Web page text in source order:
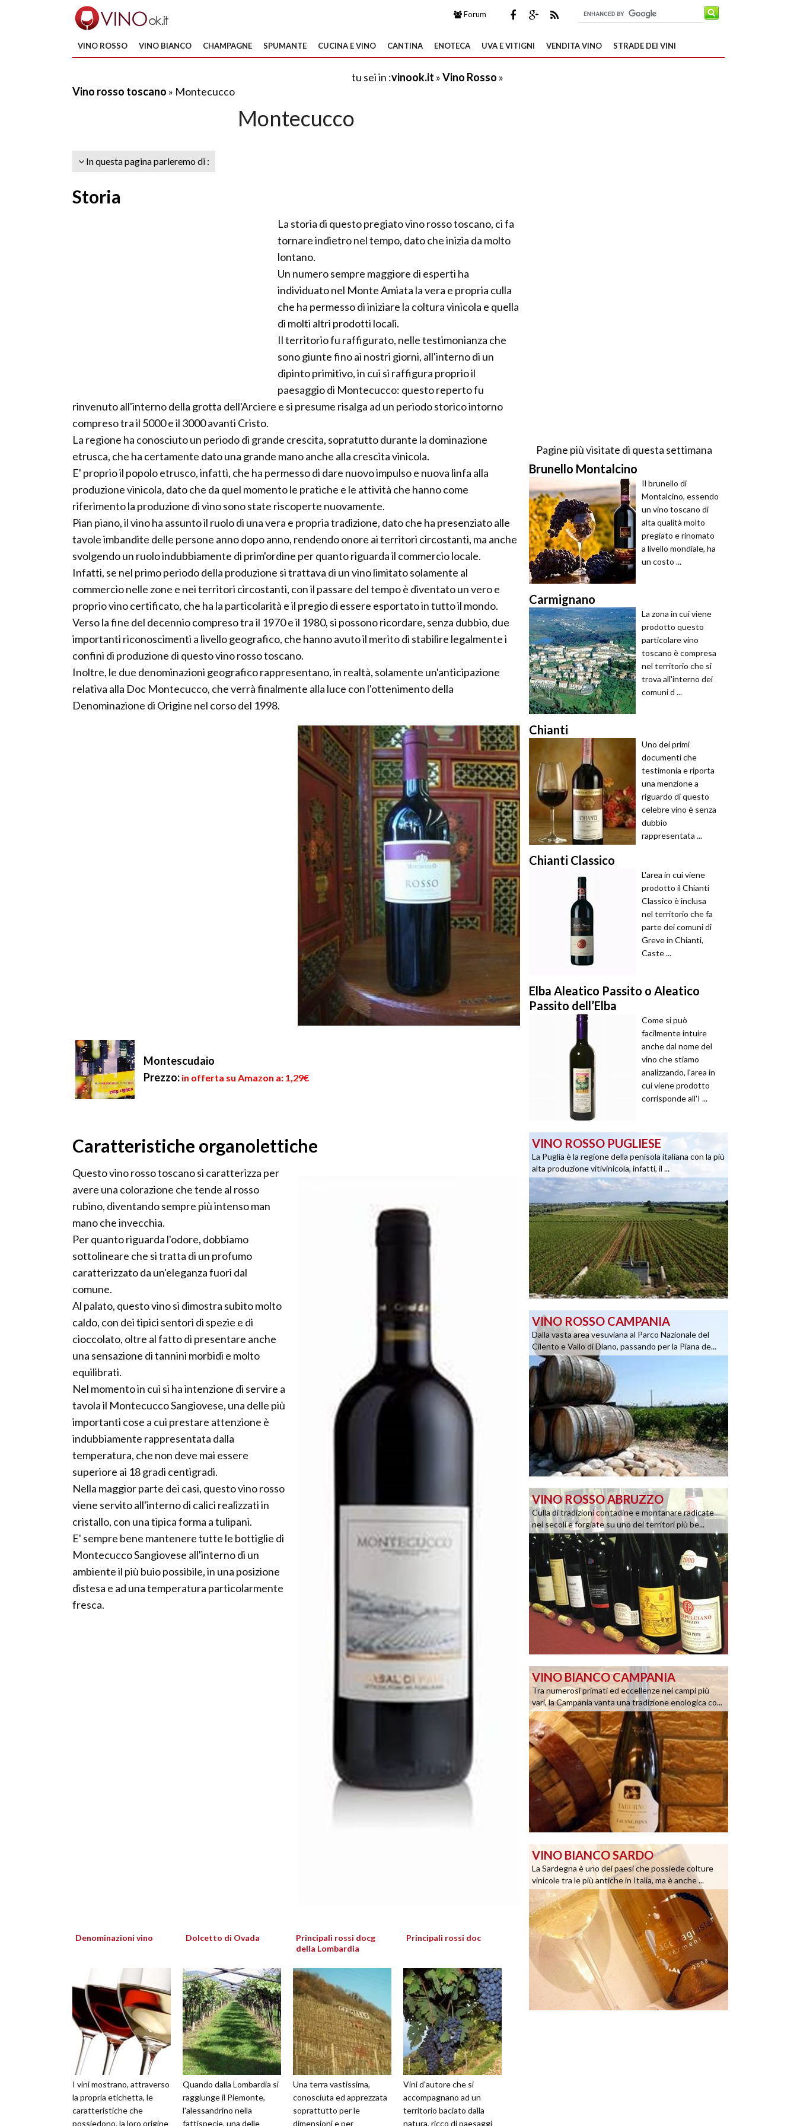
Forum
VINO ROSSO VINO BIANCO CHAMPAGNE SPUMANTE CUCINA E VINO CANTINA ENOTECA UVA E VITIGNI VENDITA VINO STRADE DEI VINI
tu sei in :vinook.it »Vino Rosso »
Vino rosso toscano » Montecucco
Montecucco
In questa pagina parleremo di :
Storia
La storia di questo pregiato vino rosso toscano, ci fa
tornare indietro nel tempo, dato che inizia da molto
lontano.
Un numero sempre maggiore di esperti ha
individuato nel Monte Amiata la vera e propria culla
che ha permesso di iniziare la coltura vinicola e quella
di molti altri prodotti locali.
Il territorio fu raffigurato, nelle testimonianza che
sono giunte fino ai nostri giorni, all'interno di un
dipinto primitivo, in cui si raffigura proprio il
paesaggio di Montecucco: questo reperto fu
rinvenuto all'interno della grotta dell'Arciere e si presume risalga ad un periodo storico intorno
compreso tra il 5000 e il 3000 avanti Cristo.
La regione ha conosciuto un periodo di grande crescita, sopratutto durante la dominazione
etrusca, che ha certamente dato una grande mano anche alla crescita vinicola.
E' proprio il popolo etrusco, infatti, che ha permesso di dare nuovo impulso e nuova linfa alla
produzione vinicola, dato che da quel momento le pratiche e le attività che hanno come
riferimento la produzione di vino sono state riscoperte nuovamente.
Pian piano, il vino ha assunto il ruolo di una vera e propria tradizione, dato che ha presenziato alle
tavole imbandite delle persone anno dopo anno, rendendo onore ai territori circostanti, ma anche
svolgendo un ruolo indubbiamente di prim'ordine per quanto riguarda il commercio locale.
Infatti, se nel primo periodo della produzione si trattava di un vino limitato solamente al
commercio nelle zone e nei territori circostanti, con il passare del tempo è diventato un vero e
proprio vino certificato, che ha la particolarità e il pregio di essere esportato in tutto il mondo.
Verso la fine del decennio compreso tra il 1970 e il 1980, si possono ricordare, senza dubbio, due
importanti riconoscimenti a livello geografico, che hanno avuto il merito di stabilire legalmente i
confini di produzione di questo vino rosso toscano.
Inoltre, le due denominazioni geografico rappresentano, in realtà, solamente un'anticipazione
relativa alla Doc Montecucco, che verrà finalmente alla luce con l'ottenimento della
Denominazione di Origine nel corso del 1998.
Montescudaio
Prezzo: in offerta su Amazon a: 1,29€
Caratteristiche organolettiche
Questo vino rosso toscano si caratterizza per
avere una colorazione che tende al rosso
rubino, diventando sempre più intenso man
mano che invecchia.
Per quanto riguarda l'odore, dobbiamo
sottolineare che si tratta di un profumo
caratterizzato da un'eleganza fuori dal
comune.
Al palato, questo vino si dimostra subito molto
caldo, con dei tipici sentori di spezie e di
cioccolato, oltre al fatto di presentare anche
una sensazione di tannini morbidi e molto
equilibrati.
Nel momento in cui si ha intenzione di servire a
tavola il Montecucco Sangiovese, una delle più
importanti cose a cui prestare attenzione è
indubbiamente rappresentata dalla
temperatura, che non deve mai essere
superiore ai 18 gradi centigradi.
Nella maggior parte dei casi, questo vino rosso
viene servito all'interno di calici realizzati in
cristallo, con una tipica forma a tulipani.
E' sempre bene mantenere tutte le bottiglie di
Montecucco Sangiovese all'interno di un
ambiente il più buio possibile, in una posizione
distesa e ad una temperatura particolarmente
fresca.
Denominazioni vino
I vini mostrano, attraverso
la propria etichetta, le
caratteristiche che
possiedono, la loro origine
Dolcetto di Ovada
Quando dalla Lombardia si
raggiunge il Piemonte,
l'alessandrino nella
fattispecie, una delle
Principali rossi docg
della Lombardia
Una terra vastissima,
conosciuta ed apprezzata
soprattutto per le
dimensioni e per
Principali rossi doc
Vini d'autore che si
accompagnano ad un
territorio baciato dalla
natura, ricco di paesaggi
Pagine più visitate di questa settimana
Brunello Montalcino
Il brunello di
Montalcino, essendo
un vino toscano di
alta qualità molto
pregiato e rinomato
a livello mondiale, ha
un costo ...
Carmignano
La zona in cui viene
prodotto questo
particolare vino
toscano è compresa
nel territorio che si
trova all'interno dei
comuni d ...
Chianti
Uno dei primi
documenti che
testimonia e riporta
una menzione a
riguardo di questo
celebre vino è senza
dubbio
rappresentata ...
Chianti Classico
L'area in cui viene
prodotto il Chianti
Classico è inclusa
nel territorio che fa
parte dei comuni di
Greve in Chianti,
Caste ...
Elba Aleatico Passito o Aleatico
Passito dell’Elba
Come si può
facilmente intuire
anche dal nome del
vino che stiamo
analizzando, l'area in
cui viene prodotto
corrisponde all'I ...
VINO ROSSO PUGLIESE
La Puglia è la regione della penisola italiana con la più
alta produzione vitivinicola, infatti, il ...
VINO ROSSO CAMPANIA
Dalla vasta area vesuviana al Parco Nazionale del
Cilento e Vallo di Diano, passando per la Piana de...
VINO ROSSO ABRUZZO
Culla di tradizioni contadine e montanare radicate
nei secoli e forgiate su uno dei territori più be...
VINO BIANCO CAMPANIA
Tra numerosi primati ed eccellenze nei campi più
vari, la Campania vanta una tradizione enologica co...
VINO BIANCO SARDO
La Sardegna è uno dei paesi che possiede colture
vinicole tra le più antiche in Italia, ma è anche ...